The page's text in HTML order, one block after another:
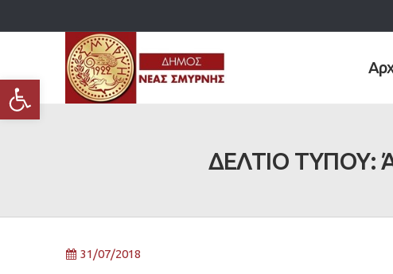
Ανοίξτε τη γραμμή εργαλείων
ΔΕΛΤΙΟ ΤΥΠΟΥ:
31/07/2018